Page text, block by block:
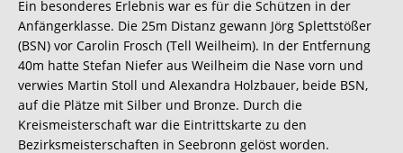
Ein besonderes Erlebnis war es für die Schützen in der
Anfängerklasse. Die 25m Distanz gewann Jörg Splettstößer
(BSN) vor Carolin Frosch (Tell Weilheim). In der Entfernung
40m hatte Stefan Niefer aus Weilheim die Nase vorn und
verwies Martin Stoll und Alexandra Holzbauer, beide BSN,
auf die Plätze mit Silber und Bronze. Durch die
Kreismeisterschaft war die Eintrittskarte zu den
Bezirksmeisterschaften in Seebronn gelöst worden.